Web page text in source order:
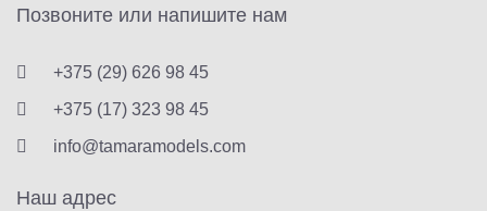
Позвоните или напишите нам
+375 (29) 626 98 45
+375 (17) 323 98 45
info@tamaramodels.com
Наш адрес